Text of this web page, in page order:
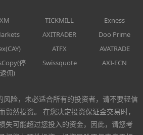
XM TICKMILL
Exness
AXITRADER
Doo Prime
ATFX
AVATRADE
停
佣)
Swissquote AXI-ECN
风险，未必适合所有的投资者，请不要轻信
贸然投资。 在您决定投资保证金交易时，
失可能超过您投入的资金，因此，请您考